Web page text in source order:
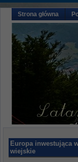
Strona główna
Europa inwestująca
wiejskie